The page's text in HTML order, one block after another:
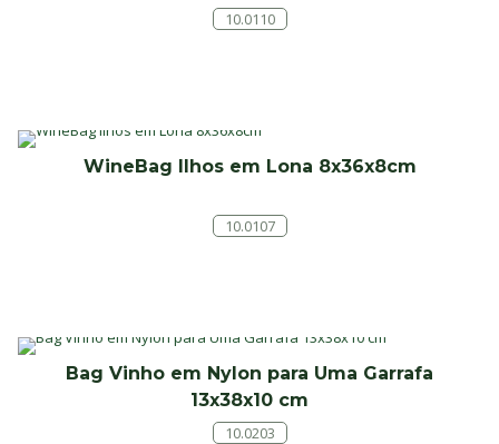
10.0110
WineBag Ilhos em Lona 8x36x8cm
10.0107
Bag Vinho em Nylon para Uma Garrafa
13x38x10 cm
10.0203